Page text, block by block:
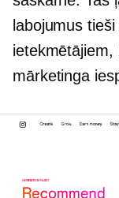
labojumus
ietekmētājiem,
mārketinga